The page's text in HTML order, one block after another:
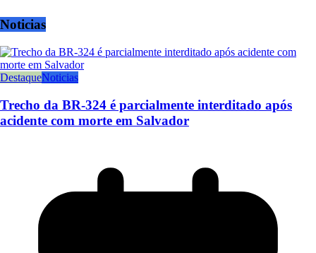
Noticias
DestaqueNoticias
Trecho da BR-324 é parcialmente interditado após
acidente com morte em Salvador